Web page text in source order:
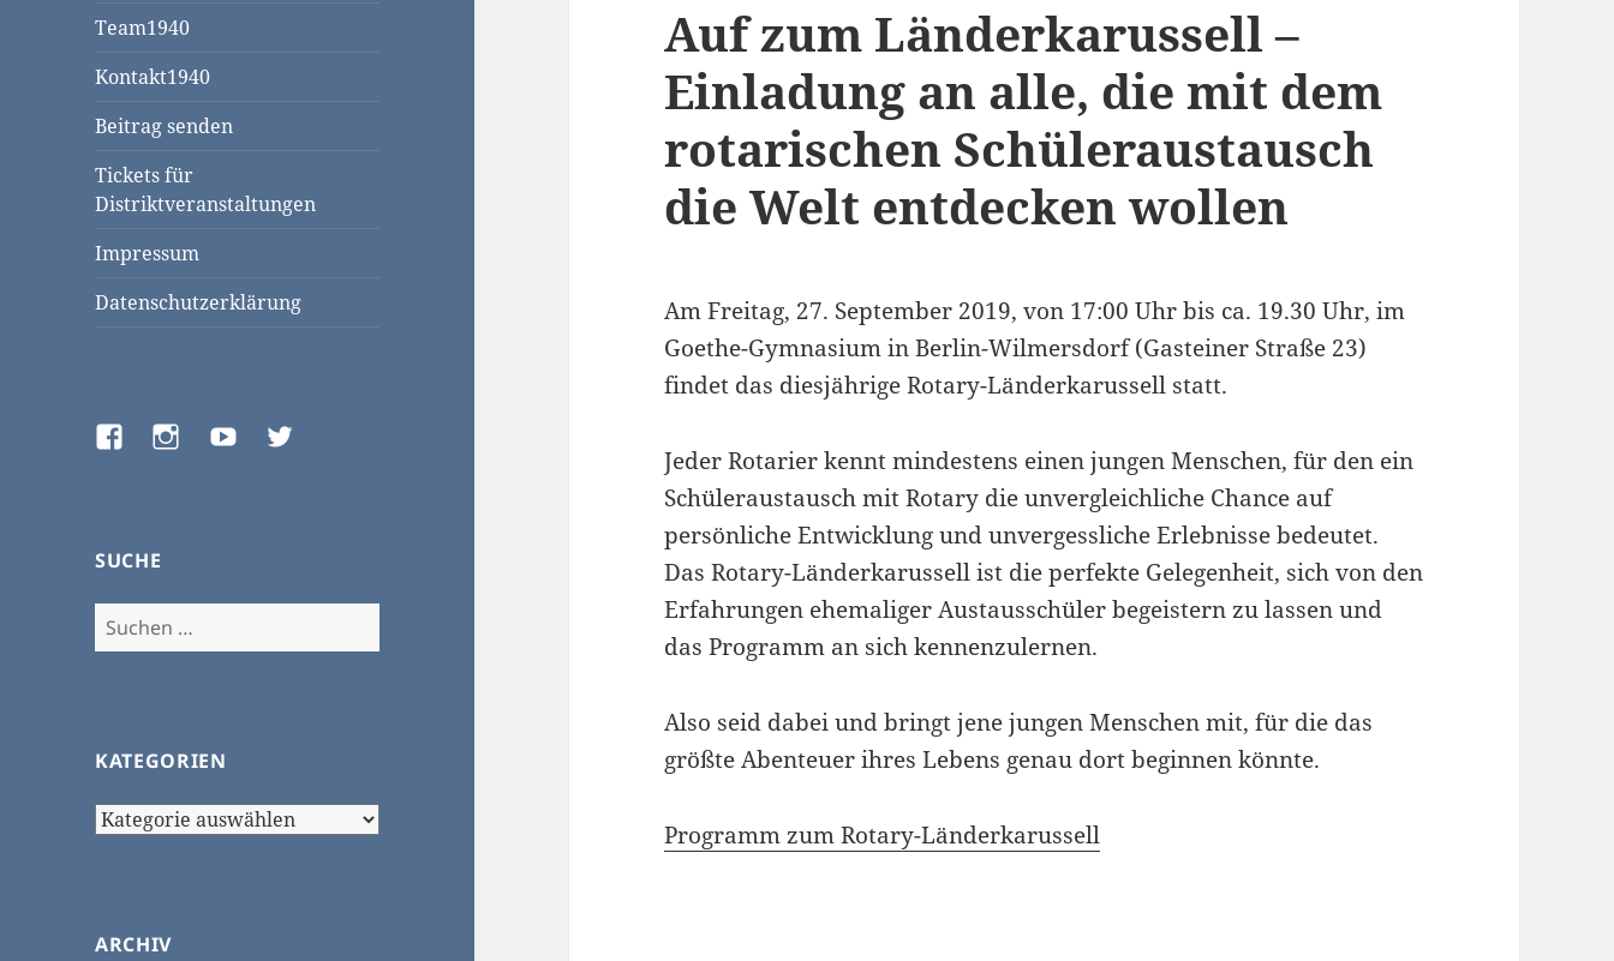
Team1940
Kontakt1940
Beitrag senden
Tickets für
Distriktveranstaltungen
Impressum
Datenschutzerklärung
FacebookInstagramYoutubeTwitter
SUCHE
Suchen
nach:
KATEGORIEN
Kategorien
ARCHIV
Auf zum Länderkarussell –
Einladung an alle, die mit dem
rotarischen Schüleraustausch
die Welt entdecken wollen
Am Freitag, 27. September 2019, von 17:00 Uhr bis ca. 19.30 Uhr, im
Goethe-Gymnasium in Berlin-Wilmersdorf (Gasteiner Straße 23)
findet das diesjährige Rotary-Länderkarussell statt.
Jeder Rotarier kennt mindestens einen jungen Menschen, für den ein
Schüleraustausch mit Rotary die unvergleichliche Chance auf
persönliche Entwicklung und unvergessliche Erlebnisse bedeutet.
Das Rotary-Länderkarussell ist die perfekte Gelegenheit, sich von den
Erfahrungen ehemaliger Austausschüler begeistern zu lassen und
das Programm an sich kennenzulernen.
Also seid dabei und bringt jene jungen Menschen mit, für die das
größte Abenteuer ihres Lebens genau dort beginnen könnte.
Programm zum Rotary-Länderkarussell